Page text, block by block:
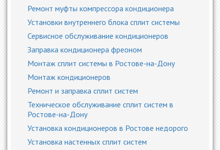
Ремонт муфты компрессора кондиционера
Установки внутреннего блока сплит системы
Сервисное обслуживание кондиционеров
Заправка кондиционера фреоном
Монтаж сплит системы в Ростове-на-Дону
Монтаж кондиционеров
Ремонт и заправка сплит систем
Техническое обслуживание сплит систем в
Ростове-на-Дону
Установка кондиционеров в Ростове недорого
Установка настенных сплит систем